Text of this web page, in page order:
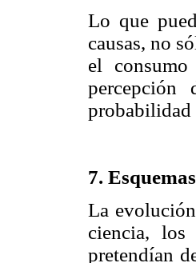
Lo que
causas, no
el
probabilidad
7.
La
ciencia, los
pretendían